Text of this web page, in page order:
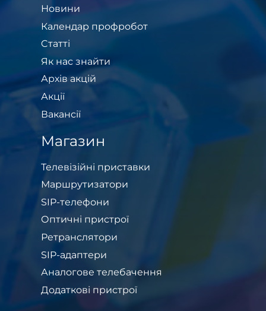
Новини
Календар профробот
Cтатті
Як нас знайти
Архів акцій
Акції
Вакансії
Магазин
Телевізійні приставки
Маршрутизатори
SIP-телефони
Оптичні пристрої
Ретранслятори
SIP-адаптери
Аналогове телебачення
Додаткові пристрої